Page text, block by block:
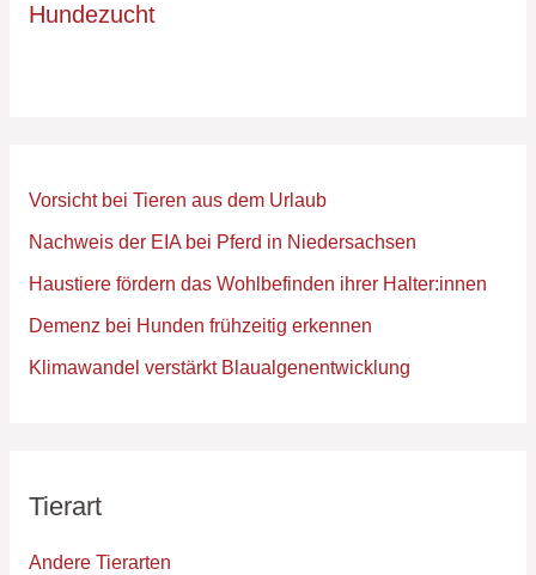
h
Hundezucht
Vorsicht bei Tieren aus dem Urlaub
Nachweis der EIA bei Pferd in Niedersachsen
Haustiere fördern das Wohlbefinden ihrer Halter:innen
Demenz bei Hunden frühzeitig erkennen
Klimawandel verstärkt Blaualgenentwicklung
Tierart
Andere Tierarten